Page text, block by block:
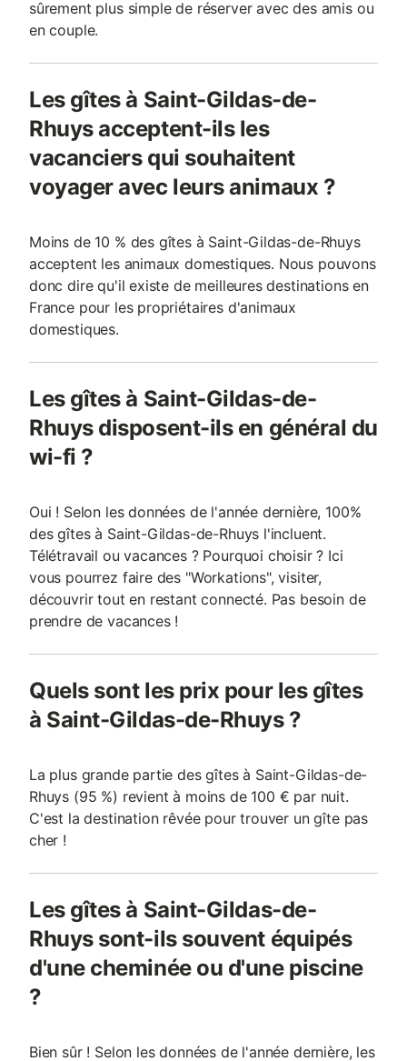
sûrement plus simple de réserver avec des amis ou
en couple.
Les gîtes à Saint-Gildas-de-
Rhuys acceptent-ils les
vacanciers qui souhaitent
voyager avec leurs animaux ?
Moins de 10 % des gîtes à Saint-Gildas-de-Rhuys
acceptent les animaux domestiques. Nous pouvons
donc dire qu'il existe de meilleures destinations en
France pour les propriétaires d'animaux
domestiques.
Les gîtes à Saint-Gildas-de-
Rhuys disposent-ils en général du
wi-fi ?
Oui ! Selon les données de l'année dernière, 100%
des gîtes à Saint-Gildas-de-Rhuys l'incluent.
Télétravail ou vacances ? Pourquoi choisir ? Ici
vous pourrez faire des "Workations", visiter,
découvrir tout en restant connecté. Pas besoin de
prendre de vacances !
Quels sont les prix pour les gîtes
à Saint-Gildas-de-Rhuys ?
La plus grande partie des gîtes à Saint-Gildas-de-
Rhuys (95 %) revient à moins de 100 € par nuit.
C'est la destination rêvée pour trouver un gîte pas
cher !
Les gîtes à Saint-Gildas-de-
Rhuys sont-ils souvent équipés
d'une cheminée ou d'une piscine
?
Bien sûr ! Selon les données de l'année dernière, les